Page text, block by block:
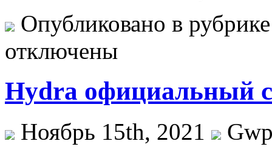
Опубликовано в
отключены
Hydra официальный
Ноябрь 15th, 2021